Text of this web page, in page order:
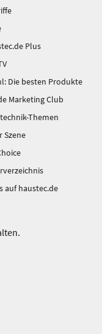
Plus
Die besten Produkte
Marketing Club
Themen
Szene
auf haustec.de